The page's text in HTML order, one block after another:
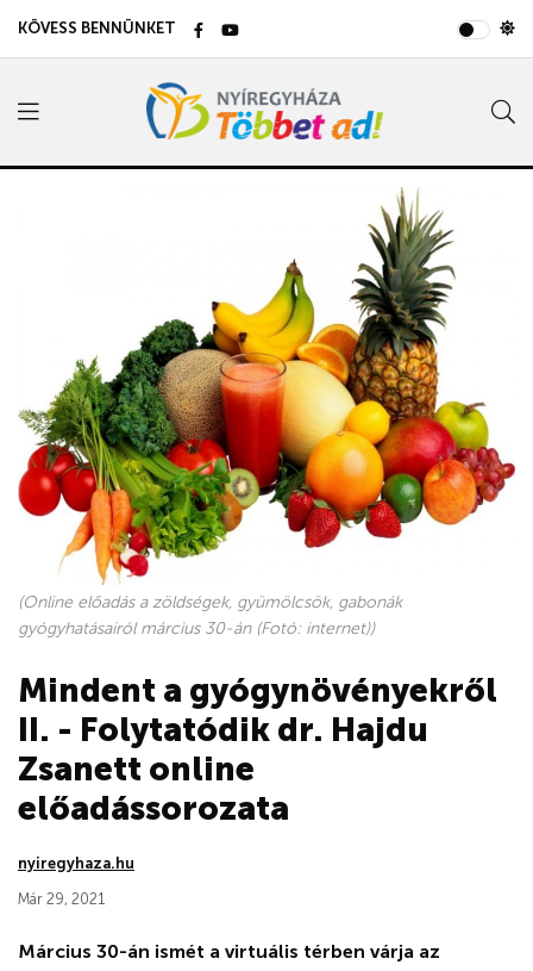
KÖVESS BENNÜNKET
(Online előadás a zöldségek, gyümölcsök, gabonák
gyógyhatásairól március 30-án (Fotó: internet))
Mindent a gyógynövényekről
II. - Folytatódik dr. Hajdu
Zsanett online
előadássorozata
nyiregyhaza.hu
Már 29, 2021
Március 30-án ismét a virtuális térben várja az